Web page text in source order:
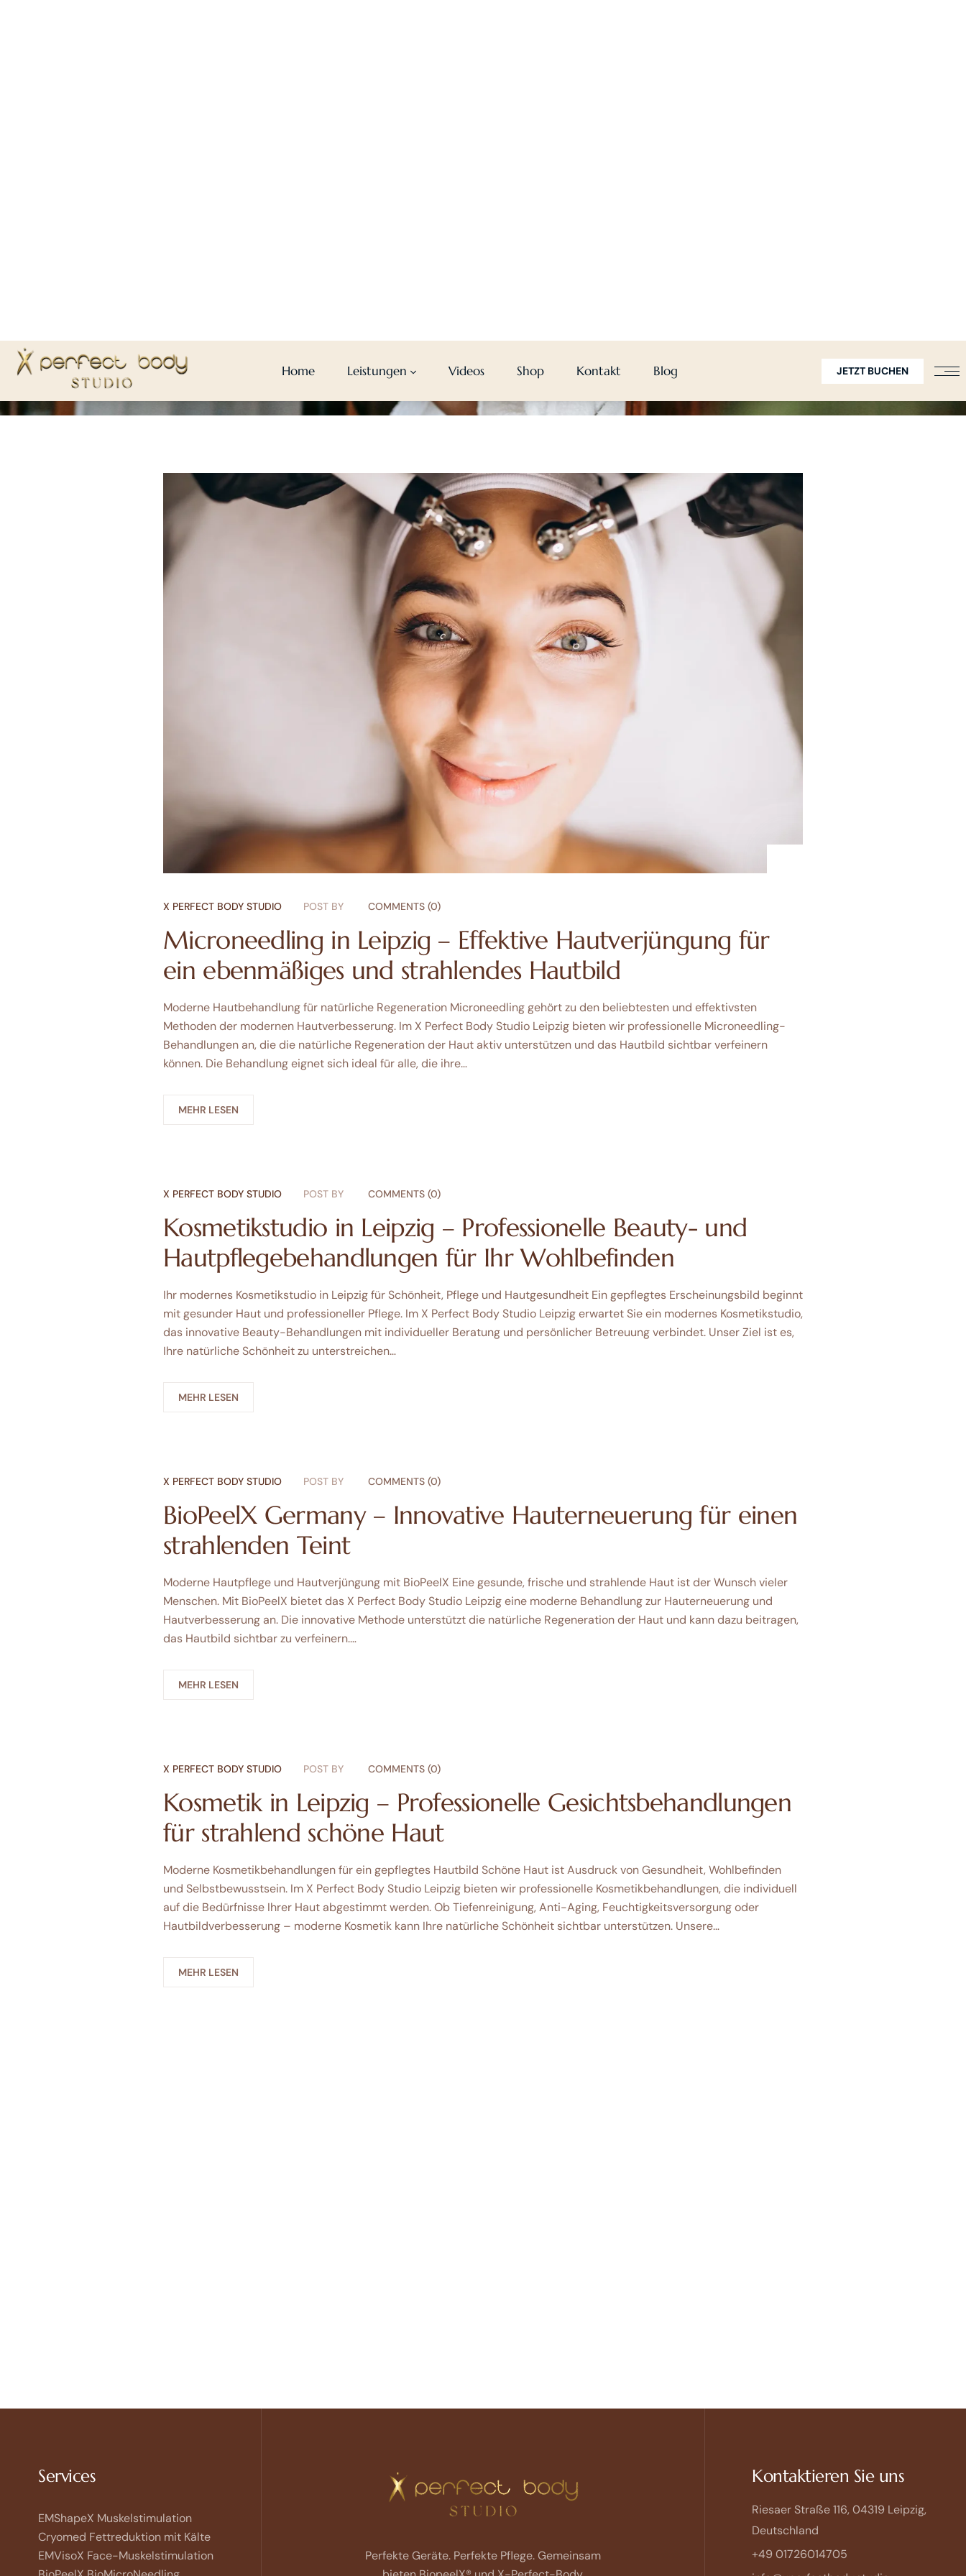
X PERFECT BODY STUDIO POST BY COMMENTS (0)
Microneedling in Leipzig – Effektive Hautverjüngung für
ein ebenmäßiges und strahlendes Hautbild
Moderne Hautbehandlung für natürliche Regeneration Microneedling gehört zu den beliebtesten und effektivsten
Methoden der modernen Hautverbesserung. Im X Perfect Body Studio Leipzig bieten wir professionelle Microneedling-
Behandlungen an, die die natürliche Regeneration der Haut aktiv unterstützen und das Hautbild sichtbar verfeinern
können. Die Behandlung eignet sich ideal für alle, die ihre…
MEHR LESEN
X PERFECT BODY STUDIO POST BY COMMENTS (0)
Kosmetikstudio in Leipzig – Professionelle Beauty- und
Hautpflegebehandlungen für Ihr Wohlbefinden
Ihr modernes Kosmetikstudio in Leipzig für Schönheit, Pflege und Hautgesundheit Ein gepflegtes Erscheinungsbild beginnt
mit gesunder Haut und professioneller Pflege. Im X Perfect Body Studio Leipzig erwartet Sie ein modernes Kosmetikstudio,
das innovative Beauty-Behandlungen mit individueller Beratung und persönlicher Betreuung verbindet. Unser Ziel ist es,
Ihre natürliche Schönheit zu unterstreichen…
MEHR LESEN
X PERFECT BODY STUDIO POST BY COMMENTS (0)
BioPeelX Germany – Innovative Hauterneuerung für einen
strahlenden Teint
Moderne Hautpflege und Hautverjüngung mit BioPeelX Eine gesunde, frische und strahlende Haut ist der Wunsch vieler
Menschen. Mit BioPeelX bietet das X Perfect Body Studio Leipzig eine moderne Behandlung zur Hauterneuerung und
Hautverbesserung an. Die innovative Methode unterstützt die natürliche Regeneration der Haut und kann dazu beitragen,
das Hautbild sichtbar zu verfeinern.…
MEHR LESEN
X PERFECT BODY STUDIO POST BY COMMENTS (0)
Kosmetik in Leipzig – Professionelle Gesichtsbehandlungen
für strahlend schöne Haut
Moderne Kosmetikbehandlungen für ein gepflegtes Hautbild Schöne Haut ist Ausdruck von Gesundheit, Wohlbefinden
und Selbstbewusstsein. Im X Perfect Body Studio Leipzig bieten wir professionelle Kosmetikbehandlungen, die individuell
auf die Bedürfnisse Ihrer Haut abgestimmt werden. Ob Tiefenreinigung, Anti-Aging, Feuchtigkeitsversorgung oder
Hautbildverbesserung – moderne Kosmetik kann Ihre natürliche Schönheit sichtbar unterstützen. Unsere…
MEHR LESEN
Services
EMShapeX Muskelstimulation
Cryomed Fettreduktion mit Kälte
EMVisoX Face-Muskelstimulation
Perfekte Geräte. Perfekte Pflege.Gemeinsam
Kontaktieren Sie uns
Riesaer Straße 116, 04319 Leipzig,
Deutschland
+49 01726014705